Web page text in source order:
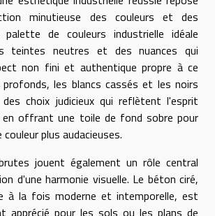
minutieuse des couleurs et des
de couleurs industrielle idéale
teintes neutres et des nuances qui
non fini et authentique propre à ce
les blancs cassés et les noirs
choix judicieux qui reflètent l'esprit
offrant une toile de fond sobre pour
plus audacieuses.
jouent également un rôle central
d'une harmonie visuelle. Le béton ciré,
à la fois moderne et intemporelle, est
apprécié pour les sols ou les plans de